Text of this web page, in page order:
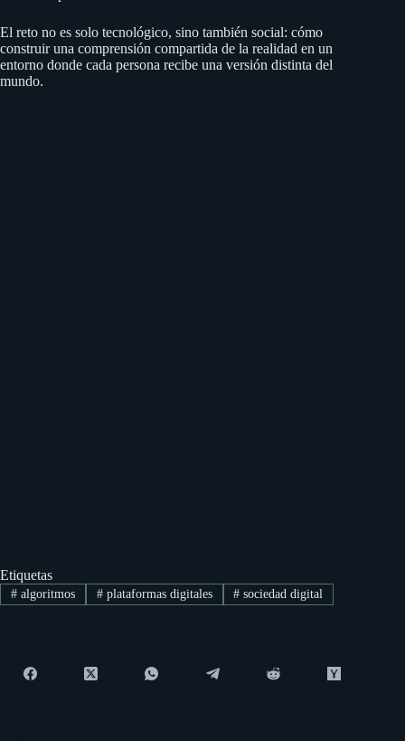
El reto no es solo tecnológico, sino también social: cómo
construir una comprensión compartida de la realidad en un
entorno donde cada persona recibe una versión distinta del
mundo.
Etiquetas
#algoritmos #plataformas digitales # sociedad digital